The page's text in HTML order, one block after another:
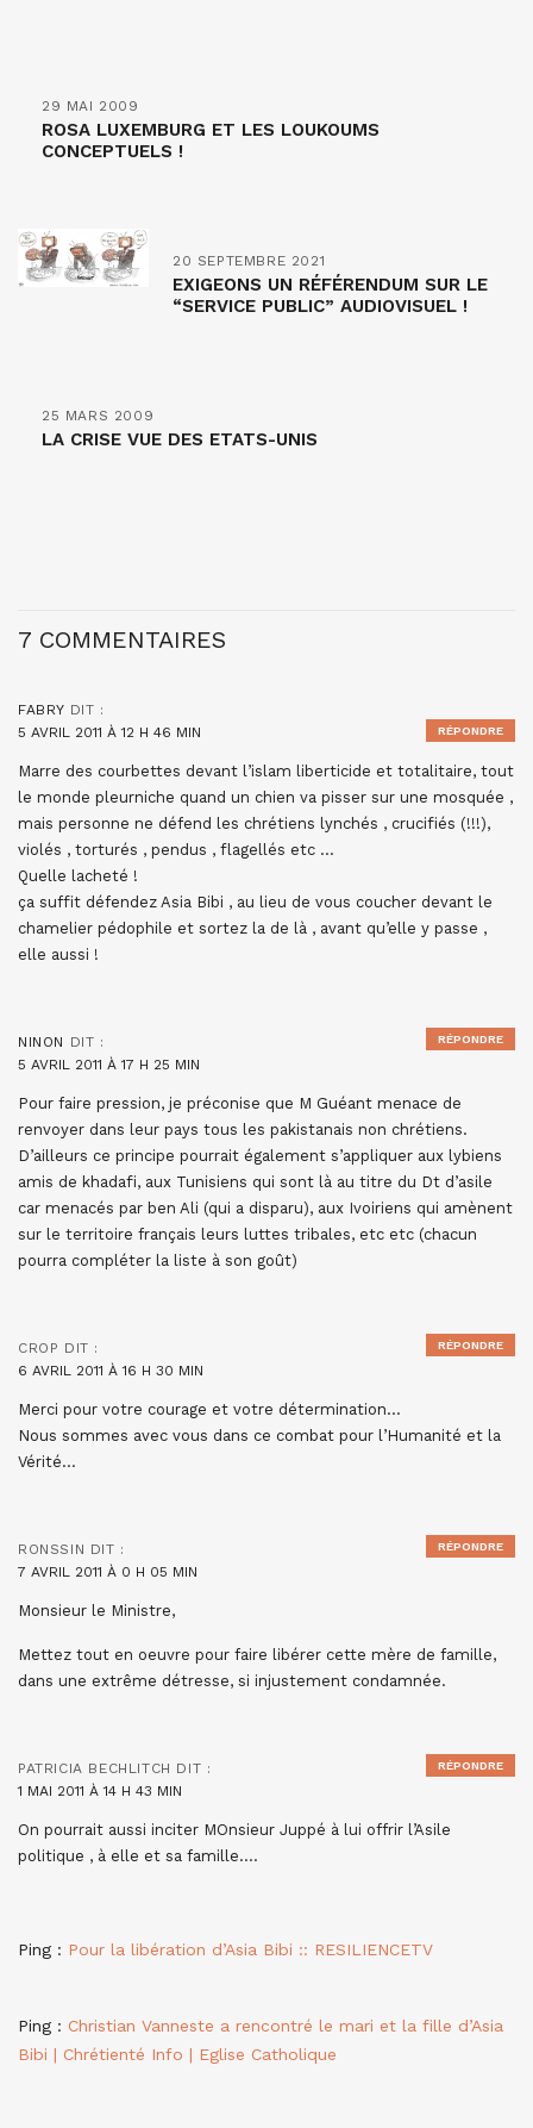
29 MAI 2009
ROSA LUXEMBURG ET LES LOUKOUMS
CONCEPTUELS !
20 SEPTEMBRE 2021
EXIGEONS UN RÉFÉRENDUM SUR LE
“SERVICE PUBLIC” AUDIOVISUEL !
25 MARS 2009
LA CRISE VUE DES ETATS-UNIS
7 COMMENTAIRES
FABRY DIT :
5 AVRIL 2011 À 12 H 46 MIN
Marre des courbettes devant l’islam liberticide et totalitaire, tout
le monde pleurniche quand un chien va pisser sur une mosquée ,
mais personne ne défend les chrétiens lynchés , crucifiés (!!!),
violés , torturés , pendus , flagellés etc …
Quelle lacheté !
ça suffit défendez Asia Bibi , au lieu de vous coucher devant le
chamelier pédophile et sortez la de là , avant qu’elle y passe ,
elle aussi !
RÉPONDRE
NINON DIT :
5 AVRIL 2011 À 17 H 25 MIN
Pour faire pression, je préconise que M Guéant menace de
renvoyer dans leur pays tous les pakistanais non chrétiens.
D’ailleurs ce principe pourrait également s’appliquer aux lybiens
amis de khadafi, aux Tunisiens qui sont là au titre du Dt d’asile
car menacés par ben Ali (qui a disparu), aux Ivoiriens qui amènent
sur le territoire français leurs luttes tribales, etc etc (chacun
pourra compléter la liste à son goût)
RÉPONDRE
CROP DIT :
6 AVRIL 2011 À 16 H 30 MIN
Merci pour votre courage et votre détermination…
Nous sommes avec vous dans ce combat pour l’Humanité et la
Vérité…
RÉPONDRE
RONSSIN DIT :
7 AVRIL 2011 À 0 H 05 MIN
Monsieur le Ministre,
Mettez tout en oeuvre pour faire libérer cette mère de famille,
dans une extrême détresse, si injustement condamnée.
RÉPONDRE
PATRICIA BECHLITCH DIT :
1 MAI 2011 À 14 H 43 MIN
On pourrait aussi inciter MOnsieur Juppé à lui offrir l’Asile
politique , à elle et sa famille….
RÉPONDRE
Ping : Pour la libération d’Asia Bibi :: RESILIENCETV
Ping : Christian Vanneste a rencontré le mari et la fille d’Asia
Bibi | Chrétienté Info | Eglise Catholique